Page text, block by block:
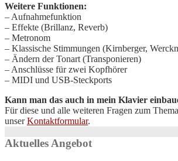
Weitere Funktionen:
– Aufnahmefunktion
– Effekte (Brillanz, Reverb)
– Metronom
– Klassische Stimmungen (Kirnberger,
– Ändern der Tonart (Transponieren)
– Anschlüsse für zwei Kopfhörer
– MIDI und USB-Steckports
Kann man das auch in mein Klavier
Für diese und alle weiteren Fragen zum
unserKontaktformular.
Aktuelles Angebot